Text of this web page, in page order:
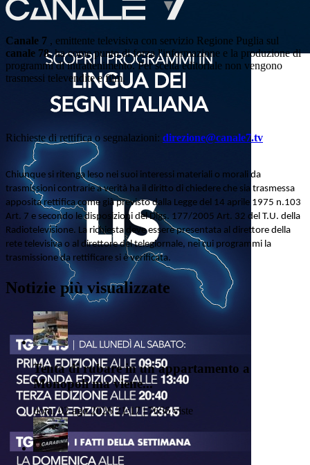
Canale 7 , emittente televisiva con servizio Regione Puglia sul
canale 78, ha come punto di forza l'informazione e la produzione di
programmi di intrattenimento. Per scelta editoriale non vengono
trasmessi televendite e film.
Richieste di rettifica o segnalazioni: direzione@canale7.tv
Chiunque si ritenga leso nei suoi interessi materiali o morali da
trasmissioni contrarie a verità ha il diritto di chiedere che sia trasmessa
apposita rettifica come già previsto dalla Legge del 14 aprile 1975 n.103
Art. 7 e secondo le disposizioni del Dlgs. 177/2005 Art. 32 del T.U. della
Radiotelevisione. La richiesta deve essere presentata al direttore della
rete televisiva o al direttore del telegiornale, nei cui programmi la
trasmissione da rettificare si è verificata.
Notizie più visualizzate
Tenta di rubare in un appartamento a
Monopoli ma viene...
dom, 02 ago 2026 21:17 | 7656 viste